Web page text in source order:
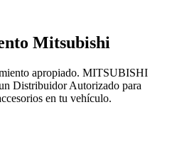
Mitsubishi
apropiado. MITSUBISHI
Distribuidor Autorizado para
en tu vehículo.